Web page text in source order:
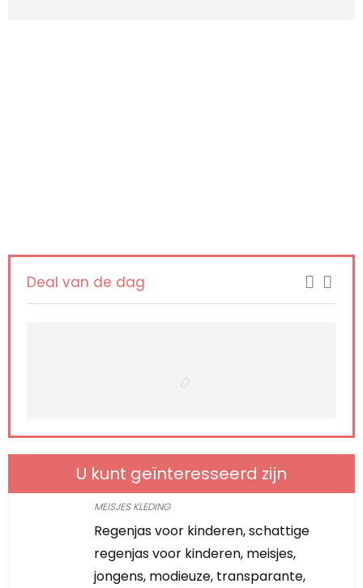
Deal van de dag
U kunt geïnteresseerd zijn
MEISJES KLEDING
Regenjas voor kinderen, schattige
regenjas voor kinderen, meisjes,
jongens, modieuze, transparante,